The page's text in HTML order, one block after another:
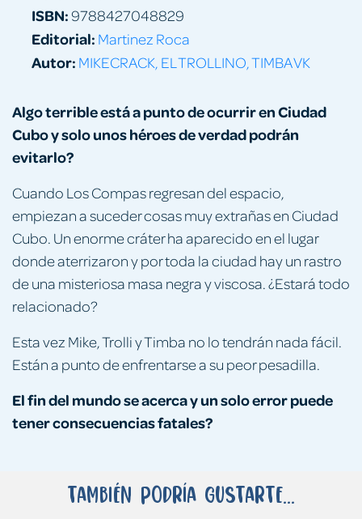
Algo terrible está a punto de ocurrir en Ciudad
Cubo y solo unos héroes de verdad podrán
evitarlo?
Cuando Los Compas regresan del espacio,
empiezan a suceder cosas muy extrañas en Ciudad
Cubo. Un enorme cráter ha aparecido en el lugar
donde aterrizaron y por toda la ciudad hay un rastro
de una misteriosa masa negra y viscosa. ¿Estará todo
relacionado?
Esta vez Mike, Trolli y Timba no lo tendrán nada fácil.
Están a punto de enfrentarse a su peor pesadilla.
El fin del mundo se acerca y un solo error puede
tener consecuencias fatales?
ISBN:9788427048829
Editorial: Martinez Roca
Autor: MIKECRACK, EL TROLLINO, TIMBA VK
También podría gustarte...